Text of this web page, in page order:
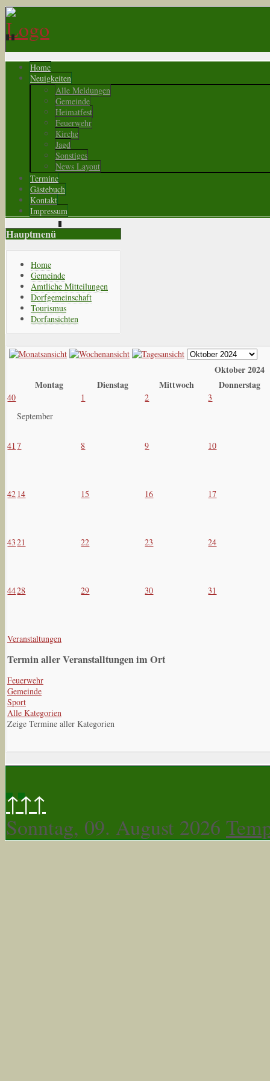
Home
Neuigkeiten
Alle Meldungen
Gemeinde
Heimatfest
Feuerwehr
Kirche
Jagd
Sonstiges
News Layout
Termine
Gästebuch
Kontakt
Impressum
Hauptmenü
Home
Gemeinde
Amtliche Mitteilungen
Dorfgemeinschaft
Tourismus
Dorfansichten
Oktober 2024
Montag
Dienstag Mittwoch Donnerstag
40
September
1 2 3
41 7 8 9 10
42 14 15 16 17
4321 22 23 24
4428 29 30 31
Veranstaltungen
Termin aller Veranstalltungen im Ort
Feuerwehr
Gemeinde
Sport
Alle Kategorien
Zeige Termine aller Kategorien
↑↑↑
Sonntag, 09. August 2026